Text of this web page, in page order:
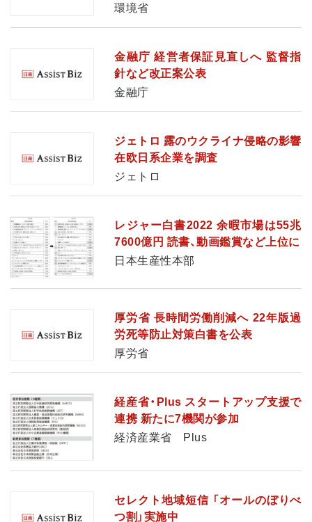
環境省
金融庁 経営者保証見直しへ 監督指
針など改正案公表
金融庁
ジェトロ 露のウクライナ侵略の影響
在欧日系企業を調査
ジェトロ
レジャー白書2022 余暇市場は55兆
7600億円 読書、動画鑑賞など上位に
日本生産性本部
厚労省 長時間労働削減へ 22年版過
労死等防止対策白書を公表
厚労省
経産省・Plus スタートアップ支援で
連携 新たに7機関が参加
経済産業省 Plus
セレクト地域短信 「オールのぼりべ
つ割」実施中